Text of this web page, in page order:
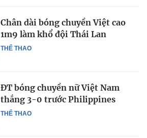
THỂ THAO
Chân dài bóng chuyền Việt cao
1m9 làm khổ đội Thái Lan
THỂ THAO
ĐT bóng chuyền nữ Việt Nam
thắng 3-0 trước Philippines